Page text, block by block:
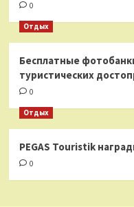
0
Отдых
Бесплатные
туристических
0
Отдых
PEGAS Touristik
0